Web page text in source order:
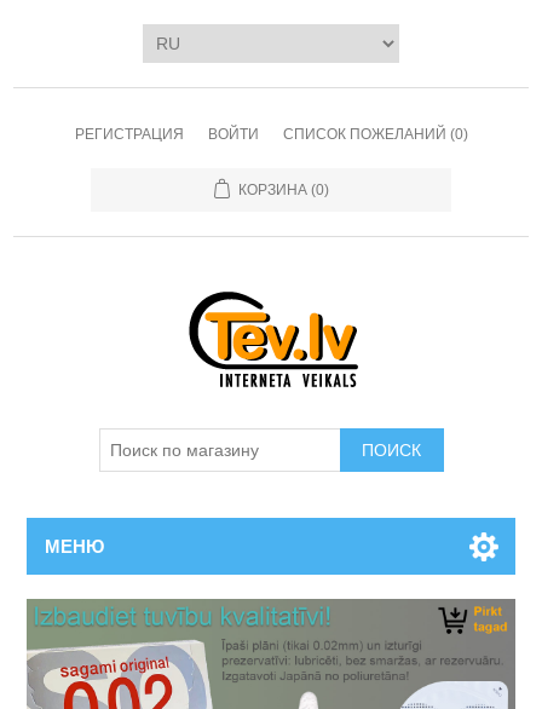
РЕГИСТРАЦИЯ ВОЙТИ СПИСОК ПОЖЕЛАНИЙ (0)
КОРЗИНА (0)
ПОИСК
МЕНЮ